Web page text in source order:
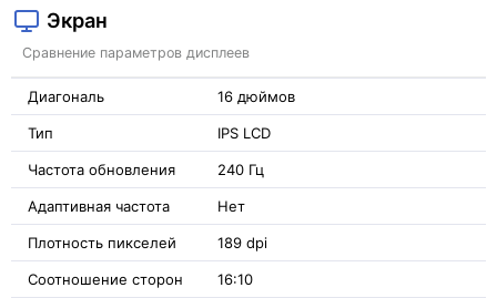
Экран
Сравнение параметров дисплеев
Диагональ 16 дюймов
Тип IPS LCD
Частота обновления 240 Гц
Адаптивная частота Нет
Плотность пикселей 189 dpi
Соотношение сторон 16:10